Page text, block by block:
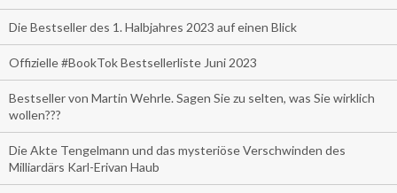
Die Bestseller des 1. Halbjahres 2023 auf einen Blick
Offizielle #BookTok Bestsellerliste Juni 2023
Bestseller von Martin Wehrle. Sagen Sie zu selten, was Sie wirklich
wollen???
Die Akte Tengelmann und das mysteriöse Verschwinden des
Milliardärs Karl-Erivan Haub